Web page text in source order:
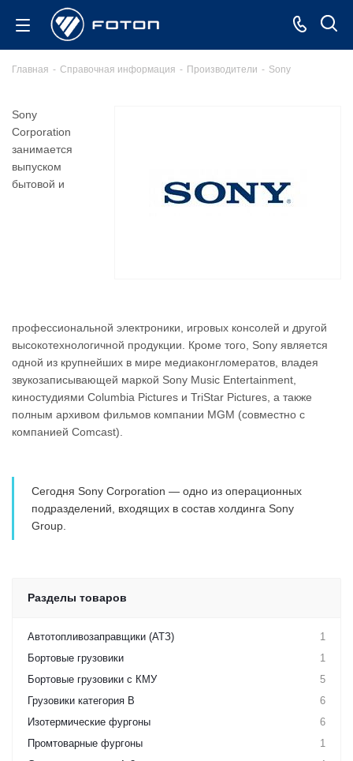
Главная - Справочная информация - Производители - Sony
Sony
Corporation
занимается
выпуском
бытовой и
профессиональной электроники, игровых консолей и другой
высокотехнологичной продукции. Кроме того, Sony является
одной из крупнейших в мире медиаконгломератов, владея
звукозаписывающей маркой Sony Music Entertainment,
киностудиями Columbia Pictures и TriStar Pictures, а также
полным архивом фильмов компании MGM (совместно с
компанией Comcast).
Сегодня Sony Corporation — одно из операционных
подразделений, входящих в состав холдинга Sony
Group.
Разделы товаров
Автотопливозаправщики (АТЗ)
1
Бортовые грузовики
1
Бортовые грузовики с КМУ
5
Грузовики категория B
6
Изотермические фургоны
6
Промтоварные фургоны
1